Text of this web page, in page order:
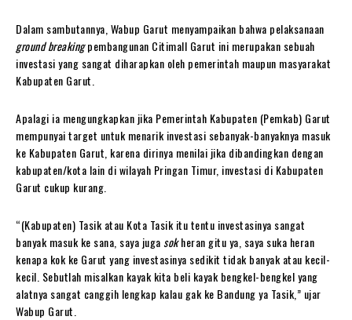
Dalam sambutannya, Wabup Garut menyampaikan bahwa pelaksanaan
ground breakingpembangunan Citimall Garut ini merupakan sebuah
investasi yang sangat diharapkan oleh pemerintah maupun masyarakat
Kabupaten Garut.
Apalagi ia mengungkapkan jika Pemerintah Kabupaten (Pemkab) Garut
mempunyai target untuk menarik investasi sebanyak-banyaknya masuk
ke Kabupaten Garut, karena dirinya menilai jika dibandingkan dengan
kabupaten/kota lain di wilayah Pringan Timur, investasi di Kabupaten
Garut cukup kurang.
“(Kabupaten) Tasik atau Kota Tasik itu tentu investasinya sangat
banyak masuk ke sana, saya jugasokheran gitu ya, saya suka heran
kenapa kok ke Garut yang investasinya sedikit tidak banyak atau kecil-
kecil. Sebutlah misalkan kayak kita beli kayak bengkel-bengkel yang
alatnya sangat canggih lengkap kalau gak ke Bandung ya Tasik,” ujar
Wabup Garut.